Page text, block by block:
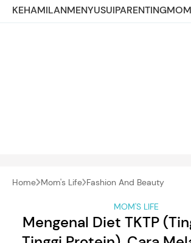
KEHAMILANMENYUSUIPARENTING
Home Mom's Life Fashion And Beauty
MOM'S LIFE
Mengenal Diet TKTP